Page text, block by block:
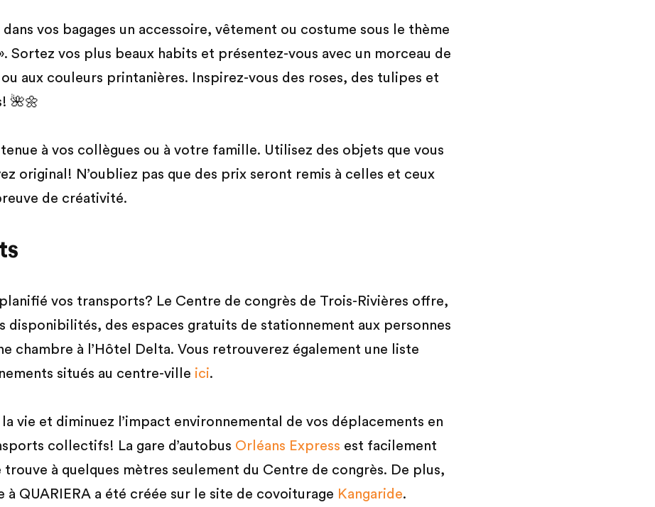
dans vos bagages un accessoire, vêtement ou costume sous le thème
Sortez vos plus beaux habits et présentez-vous avec un morceau de
aux couleurs printanières. Inspirez-vous des roses, des tulipes et
🌺🌼
à vos collègues ou à votre famille. Utilisez des objets que vous
original! N’oubliez pas que des prix seront remis à celles et ceux
de créativité.
vos transports? Le Centre de congrès de Trois-Rivières offre,
disponibilités, des espaces gratuits de stationnement aux personnes
chambre à l’Hôtel Delta. Vous retrouverez également une liste
situés au centre-ville ici.
vie et diminuez l’impact environnemental de vos déplacements en
collectifs! La gare d’autobus Orléans Express est facilement
trouve à quelques mètres seulement du Centre de congrès. De plus,
à QUARIERA a été créée sur le site de covoiturage Kangaride.